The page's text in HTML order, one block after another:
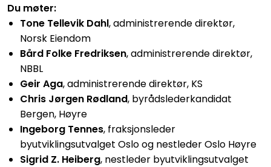
Du møter:
Tone Tellevik Dahl, administrerende direktør,
Norsk Eiendom
Bård Folke Fredriksen, administrerende direktør,
NBBL
Geir Aga, administrerende direktør, KS
Chris Jørgen Rødland, byrådslederkandidat
Bergen, Høyre
Ingeborg Tennes, fraksjonsleder
byutviklingsutvalget Oslo og nestleder Oslo Høyre
Sigrid Z. Heiberg, nestleder byutviklingsutvalget